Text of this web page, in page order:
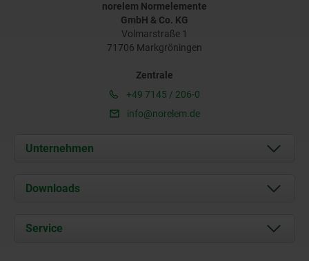
norelem Normelemente
GmbH & Co. KG
Volmarstraße 1
71706 Markgröningen
Zentrale
+49 7145 / 206-0
info@norelem.de
Unternehmen
Über uns
Karriere
Downloads
Dokumente
Service